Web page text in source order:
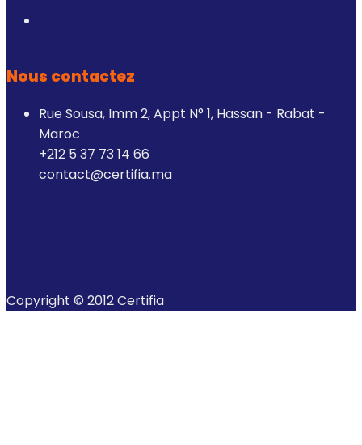
Nous contactez
Rue Sousa, Imm 2, Appt N° 1, Hassan - Rabat -
Maroc
+212 5 37 73 14 66
contact@certifia.ma
Copyright © 2012 Certifia